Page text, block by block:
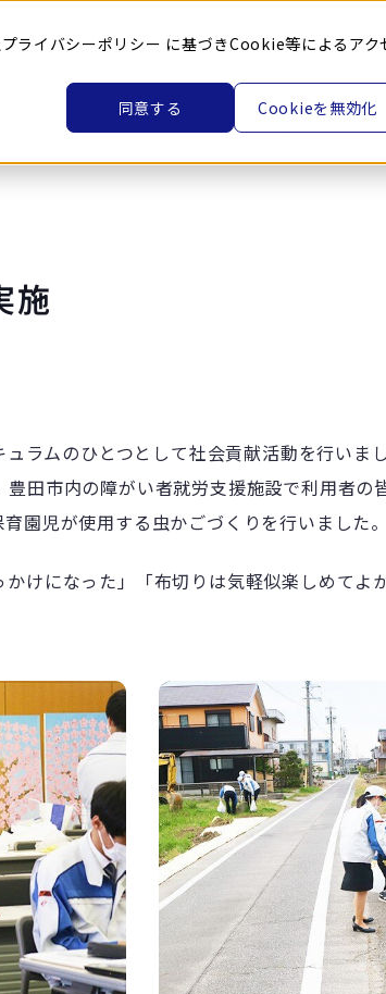
プライバシーポリシー に基づきCookie等によるアク
同意する
Cookieを無効化
とは 企業情報 ニュース 製品・サービ
HOME ニュース
施
ラムのひとつとして社会貢献活動を行いま
田市内の障がい者就労支援施設で利用者
園児が使用する虫かごづくりを行いました
けになった」「布切りは気軽似楽しめてよ